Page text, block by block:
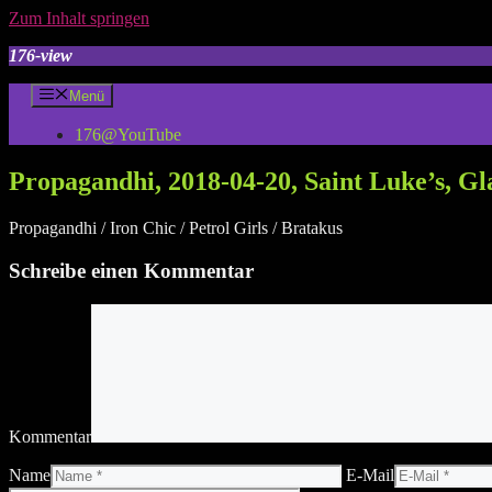
Zum Inhalt springen
176-view
Menü
176@YouTube
Propagandhi, 2018-04-20, Saint Luke’s,
Propagandhi / Iron Chic / Petrol Girls / Bratakus
Schreibe einen Kommentar
Kommentar
Name E-Mail